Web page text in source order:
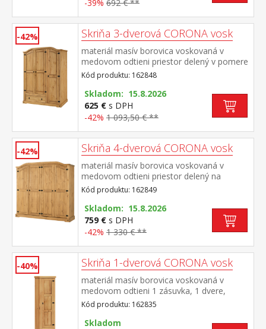
-39% 692 € **
-42% Skriňa 3-dverová CORONA vosk
materiál masív borovica voskovaná v
medovom odtieni priestor delený v pomere
2:1 širšia časť šatníková tyč a polica na
klobúky, v spodnej časti široká
zásuvka užšia časť 3 police z toho 2
variabilné kovové ozdobné úchytky súčasť
zostavy Corona
Kód produktu: 162848
Skladom: 15.8.2026
625 € s DPH
-42% 1 093,50 € **
-42% Skriňa 4-dverová CORONA vosk
materiál masív borovica voskovaná v
medovom odtieni priestor delený na
polovice v ľavej časti šatníková tyč a polica
na klobúky v pravej časti vľavo šatníková
tyč a polica na klobúky, vpravo 3 police z
toho 2 variabilné kovové ozdobné
úchytky súčasť zostavy Corona
Kód produktu: 162849
Skladom: 15.8.2026
759 € s DPH
-42% 1 330 € **
-40% Skriňa 1-dverová CORONA vosk
materiál masív borovica voskovaná v
medovom odtieni 1 zásuvka, 1 dvere,
kovové ozdobné úchytky 3 police z toho 2
variabilné súčasť zostavy Corona
Kód produktu: 162835
Skladom